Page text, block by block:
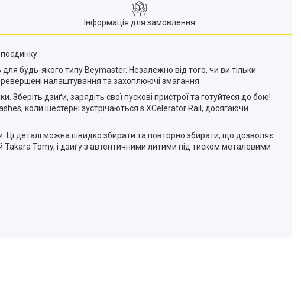
Інформація для замовлення
будь-якого типу Beymaster. Незалежно від того, чи ви тільки
налаштування та захоплюючі змагання.
дзиґи, зарядіть свої пускові пристрої та готуйтеся до бою!
коли шестерні зустрічаються з XCelerator Rail, досягаючи
Ці деталі можна швидко збирати та повторно збирати, що дозволяє
Tomy, і дзиґу з автентичними литими під тиском металевими